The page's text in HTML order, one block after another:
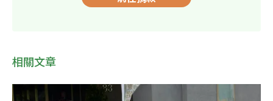
相關文章